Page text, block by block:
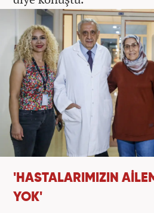
'HASTALARIMIZIN
YOK'